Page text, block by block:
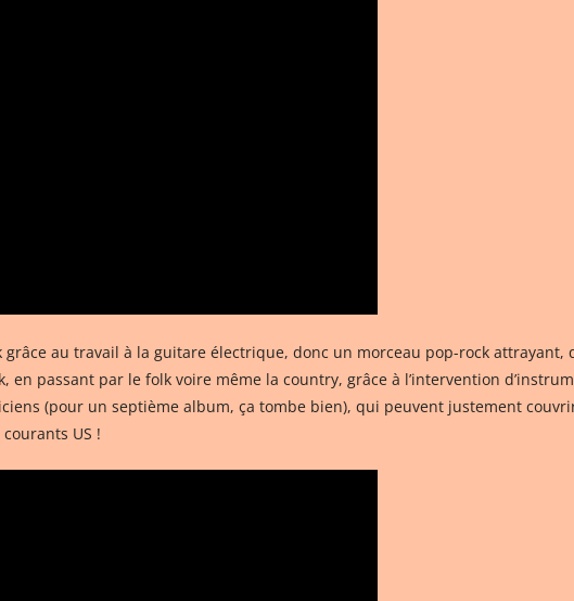
grâce au travail à la guitare électrique, donc un morceau pop-rock
passant par le folk voire même la country, grâce à l’intervention
(pour un septième album, ça tombe bien), qui peuvent justement
US !